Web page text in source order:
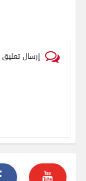
إرسال تعليق